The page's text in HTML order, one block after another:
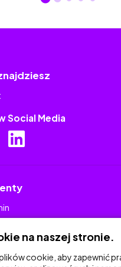
Social Media
na naszej stronie.
cookie, aby zapewnić